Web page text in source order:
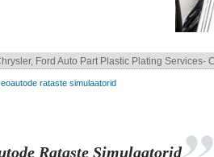
ABS / ABS+PC Plastic Plating
rataste simulaatorid
Rataste Simulaatorid